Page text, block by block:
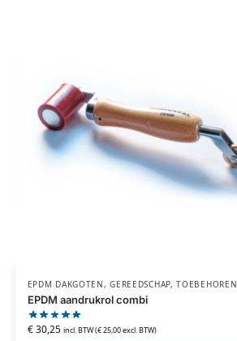
EPDM DAKGOTEN,GEREEDSCHAP,TOEBEHOREN
EPDM aandrukrol combi
€30,25 incl. BTW (€25,00excl. BTW)